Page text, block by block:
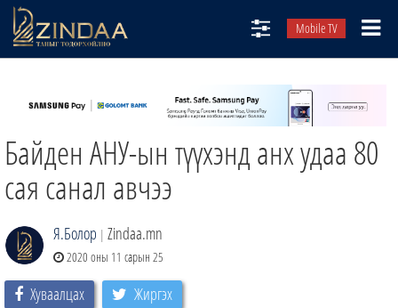
Mobile TV
ТВ8
ӨГЛӨӨНИЙ СОНИН
АУДИО ЗОХИОЛ
Байден АНУ-ын түүхэнд анх удаа 80
сая санал авчээ
Я.Болор | Zindaa.mn
2020 оны 11 сарын 25
Хуваалцах Жиргэх